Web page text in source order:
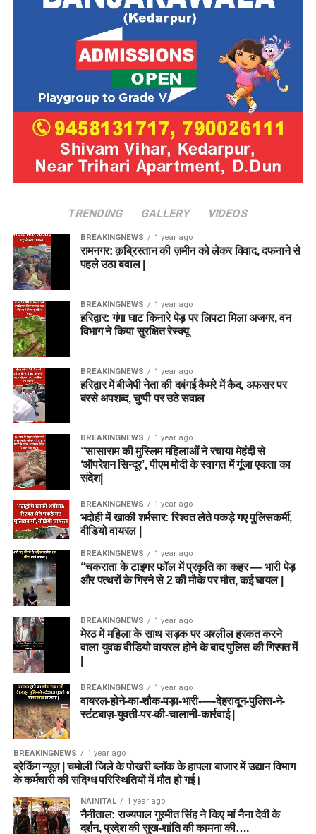
TRENDING GALLERY VIDEOS
BREAKINGNEWS 1 year ago
रामनगर: क़ब्रिस्तान की ज़मीन को लेकर विवाद, दफनाने से
पहले उठा बवाल |
BREAKINGNEWS 1 year ago
हरिद्वार: गंगा घाट किनारे पेड़ पर लिपटा मिला अजगर, वन
विभाग ने किया सुरक्षित रेस्क्यू
BREAKINGNEWS 1 year ago
हरिद्वार में बीजेपी नेता की दबंगई कैमरे में कैद, अफसर पर
बरसे अपशब्द, चुप्पी पर उठे सवाल
BREAKINGNEWS 1 year ago
“सासाराम की मुस्लिम महिलाओं ने रचाया मेहंदी से
‘ऑपरेशन सिन्दूर’, पीएम मोदी के स्वागत में गूंजा एकता का
संदेश|
BREAKINGNEWS 1 year ago
भदोही में खाकी शर्मसार: रिश्वत लेते पकड़े गए पुलिसकर्मी,
वीडियो वायरल |
BREAKINGNEWS 1 year ago
“चकराता के टाइगर फॉल में प्रकृति का कहर — भारी पेड़
और पत्थरों के गिरने से 2 की मौके पर मौत, कई घायल |
BREAKINGNEWS 1 year ago
मेरठ में महिला के साथ सड़क पर अश्लील हरकत करने
वाला युवक वीडियो वायरल होने के बाद पुलिस की गिरफ्त में
BREAKINGNEWS 1 year ago
वायरल-होने-का-शौक-पड़ा-भारी-—-देहरादून-पुलिस-ने-
स्टंटबाज़-युवती-पर-की-चालानी-कार्रवाई |
BREAKINGNEWS 1 year ago
ब्रेकिंग न्यूज़ | चमोली जिले के पोखरी ब्लॉक के हापला बाजार में उद्यान विभाग
के कर्मचारी की संदिग्ध परिस्थितियों में मौत हो गई।
NAINITAL 1 year ago
नैनीताल: राज्यपाल गुरमीत सिंह ने किए मां नैना देवी के
दर्शन, प्रदेश की सुख-शांति की कामना की….